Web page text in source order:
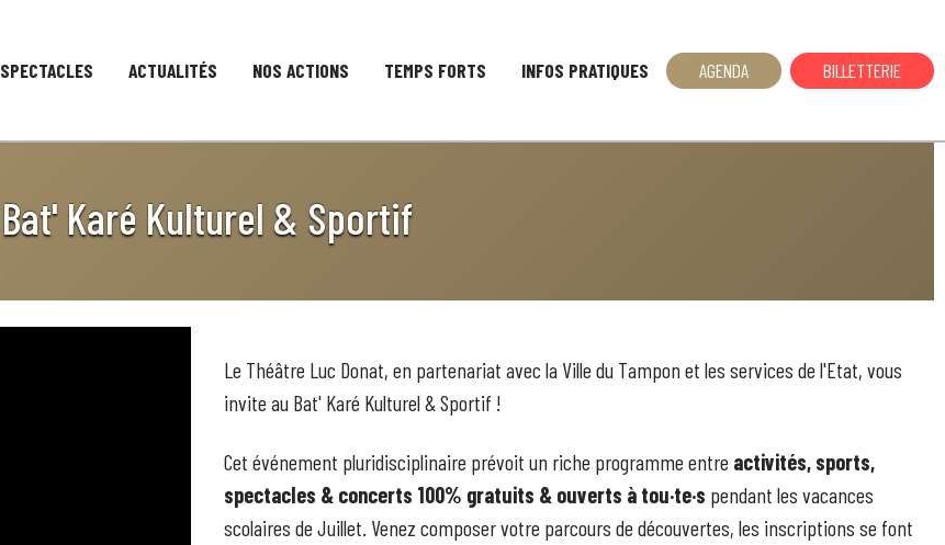
SPECTACLES ACTUALITÉS NOS ACTIONS TEMPS FORTS INFOS PRATIQUES AGENDA BILLETTERIE
Bat' Karé Kulturel & Sportif
Le Théâtre Luc Donat, en partenariat avec la Ville du Tampon et les services de l'Etat, vous
invite au Bat' Karé Kulturel & Sportif !
Cet événement pluridisciplinaire prévoit un riche programme entre activités, sports,
spectacles & concerts 100% gratuits & ouverts à tou·te·s pendant les vacances
scolaires de Juillet. Venez composer votre parcours de découvertes, les inscriptions se font